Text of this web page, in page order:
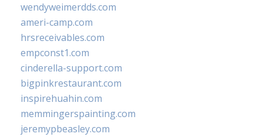
wendyweimerdds.com
ameri-camp.com
hrsreceivables.com
empconst1.com
cinderella-support.com
bigpinkrestaurant.com
inspirehuahin.com
memmingerspainting.com
jeremypbeasley.com